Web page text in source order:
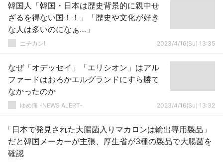
韓国人「韓国・日本は歴史背景的に親中せ
ざるを得ない国！！」「歴史や文化が好き
な人は多いのになぁ…」
ニチカン! 2023/4/16(Su) 13:35
なぜ「オデッセイ」「エリシオン」はアル
ファードはおろかエルグランドにすら勝て
なかったのか
ゆめ痛 -NEWS ALERT- 2023/4/16(Su) 13:32
「日本で発見された大腸菌入りマカロンは輸出専用製品」
だと韓国メーカーが主張、厚生省が3種の製品で大腸菌を
確認